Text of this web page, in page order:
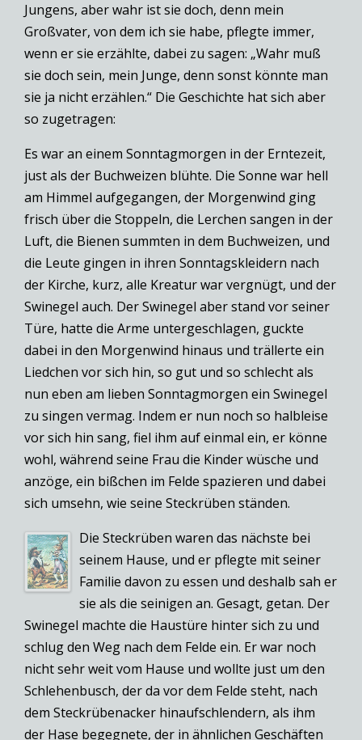
Jungens, aber wahr ist sie doch, denn mein
Großvater, von dem ich sie habe, pflegte immer,
wenn er sie erzählte, dabei zu sagen: „Wahr muß
sie doch sein, mein Junge, denn sonst könnte man
sie ja nicht erzählen.“ Die Geschichte hat sich aber
so zugetragen:
Es war an einem Sonntagmorgen in der Erntezeit,
just als der Buchweizen blühte. Die Sonne war hell
am Himmel aufgegangen, der Morgenwind ging
frisch über die Stoppeln, die Lerchen sangen in der
Luft, die Bienen summten in dem Buchweizen, und
die Leute gingen in ihren Sonntagskleidern nach
der Kirche, kurz, alle Kreatur war vergnügt, und der
Swinegel auch. Der Swinegel aber stand vor seiner
Türe, hatte die Arme untergeschlagen, guckte
dabei in den Morgenwind hinaus und trällerte ein
Liedchen vor sich hin, so gut und so schlecht als
nun eben am lieben Sonntagmorgen ein Swinegel
zu singen vermag. Indem er nun noch so halbleise
vor sich hin sang, fiel ihm auf einmal ein, er könne
wohl, während seine Frau die Kinder wüsche und
anzöge, ein bißchen im Felde spazieren und dabei
sich umsehn, wie seine Steckrüben ständen.
Die Steckrüben waren das nächste bei
seinem Hause, und er pflegte mit seiner
Familie davon zu essen und deshalb sah er
sie als die seinigen an. Gesagt, getan. Der
Swinegel machte die Haustüre hinter sich zu und
schlug den Weg nach dem Felde ein. Er war noch
nicht sehr weit vom Hause und wollte just um den
Schlehenbusch, der da vor dem Felde steht, nach
dem Steckrübenacker hinaufschlendern, als ihm
der Hase begegnete, der in ähnlichen Geschäften